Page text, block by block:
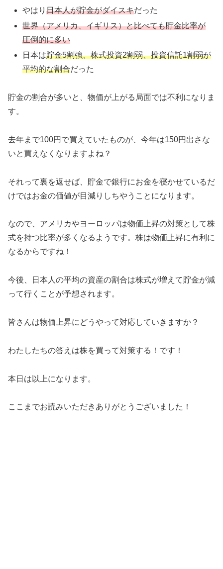
やはり日本人が貯金がダイスキだった
世界（アメリカ、イギリス）と比べても貯金比率が
圧倒的に多い
日本は貯金5割強、株式投資2割弱、投資信託1割弱が
平均的な割合だった
貯金の割合が多いと、物価が上がる局面では不利になりま
す。
去年まで100円で買えていたものが、今年は150円出さな
いと買えなくなりますよね？
それって裏を返せば、貯金で銀行にお金を寝かせているだ
けではお金の価値が目減りしちやうことになります。
なので、アメリカやヨーロッパは物価上昇の対策として株
式を持つ比率が多くなるようです。株は物価上昇に有利に
なるからですね！
今後、日本人の平均の資産の割合は株式が増えて貯金が減
って行くことが予想されます。
皆さんは物価上昇にどうやって対応していきますか？
わたしたちの答えは株を買って対策する！です！
本日は以上になります。
ここまでお読みいただきありがとうございました！